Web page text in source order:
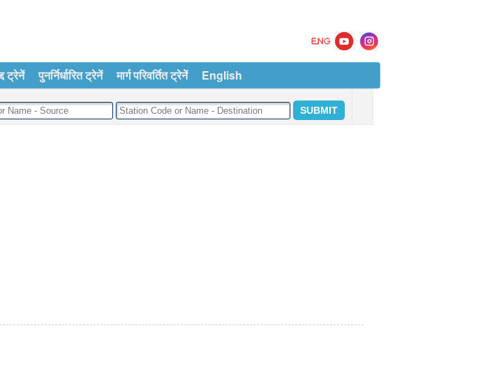
ट्रेनें पुनर्निर्धारित ट्रेनें मार्ग परिवर्तित ट्रेनें English